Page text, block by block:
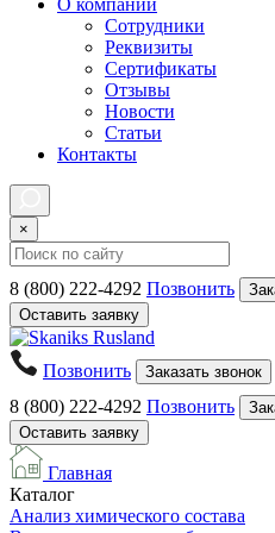
О компании
Сотрудники
Реквизиты
Сертификаты
Отзывы
Новости
Статьи
Контакты
×
8 (800) 222-4292 Позвонить
Оставить заявку
Позвонить Заказать звонок
8 (800) 222-4292 Позвонить
Оставить заявку
Главная
Каталог
Анализ химического состава